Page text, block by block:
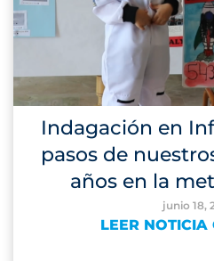
Indagación en
pasos de
años en la
junio 18,
LEER NOTICIA